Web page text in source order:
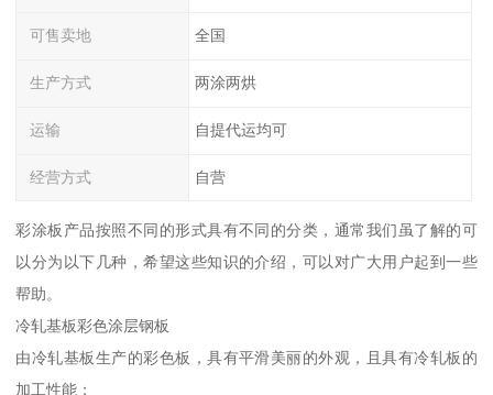
可售卖地 全国
生产方式 两涂两烘
运输 自提代运均可
经营方式 自营
彩涂板产品按照不同的形式具有不同的分类，通常我们虽了解的可
以分为以下几种，希望这些知识的介绍，可以对广大用户起到一些
帮助。
冷轧基板彩色涂层钢板
由冷轧基板生产的彩色板，具有平滑美丽的外观，且具有冷轧板的
加工性能；